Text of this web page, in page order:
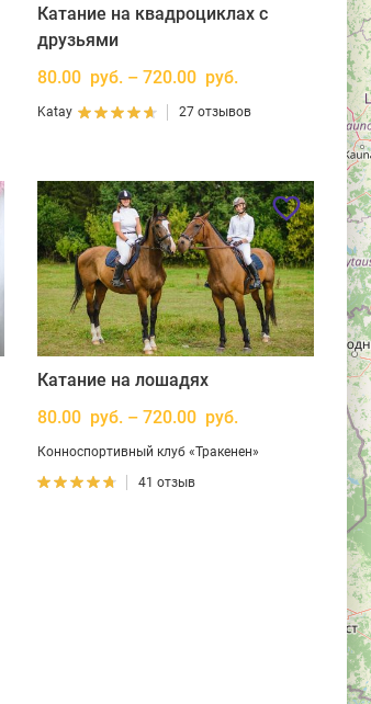
Катание на квадроциклах с
друзьями
80.00 руб. – 720.00 руб.
Katay 27 отзывов
Катание на лошадях
80.00 руб. – 720.00 руб.
Конноспортивный клуб «Тракенен»
41 отзыв